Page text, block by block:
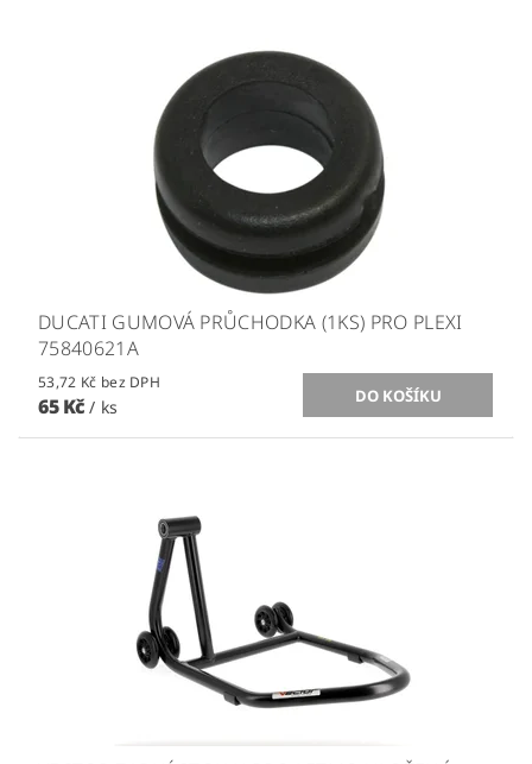
DUCATI GUMOVÁ PRŮCHODKA (1KS) PRO PLEXI
75840621A
53,72 Kč bez DPH
65 Kč/ ks